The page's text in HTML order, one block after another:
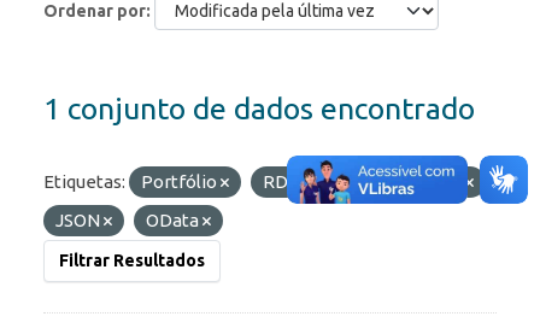
Ordenar por
1 conjunto de dados encontrado
Etiquetas: Portfólio RDE Formatos:
API
JSON
OData
Filtrar Resultados